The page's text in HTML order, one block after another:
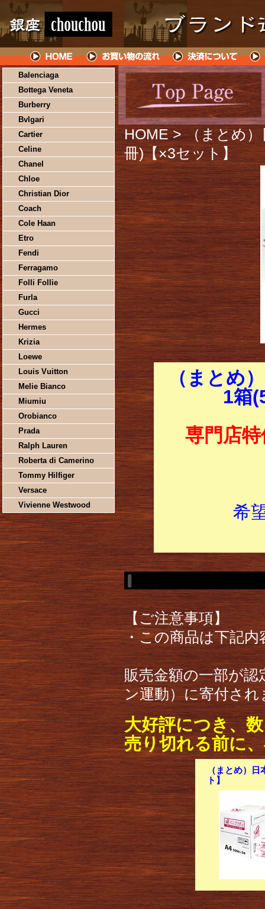
Balenciaga
Bottega Veneta
Burberry
Bvlgari
Cartier
Celine
Chanel
Chloe
Christian Dior
Coach
Cole Haan
Etro
Fendi
Ferragamo
Folli Follie
Furla
Gucci
Hermes
Krizia
Loewe
Louis Vuitton
Melie Bianco
Miumiu
Orobianco
Prada
Ralph Lauren
Roberta di Camerino
Tommy Hilfiger
Versace
Vivienne Westwood
HOME > （まとめ
冊)【×3セット】
（まとめ
1箱
専門店特
希
【ご注意事項】
・この商品は下記
販売金額の一部が
ン運動）に寄付され
大好評につき、
売り切れる前に
（まとめ）
ト】